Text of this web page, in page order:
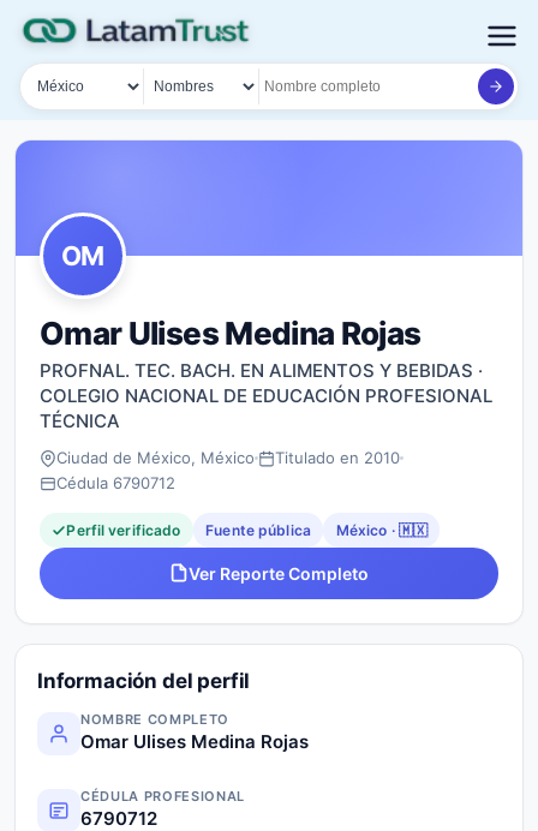
País
Tipo de búsqueda
Nombre o documento
OM
Omar Ulises Medina Rojas
PROFNAL. TEC. BACH. EN ALIMENTOS Y BEBIDAS ·
COLEGIO NACIONAL DE EDUCACIÓN PROFESIONAL
TÉCNICA
Ciudad de México, México
Titulado en 2010
Cédula 6790712
Perfil verificado Fuente pública México · 🇲🇽
Ver Reporte Completo
Información del perfil
NOMBRE COMPLETO
Omar Ulises Medina Rojas
CÉDULA PROFESIONAL
6790712